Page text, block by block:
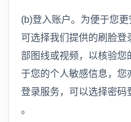
(b)登入账户。为便于您
可选择我们提供的刷脸
部图线或视频，以核验您
于您的个人敏感信息，您
登录服务，可以选择密码
。